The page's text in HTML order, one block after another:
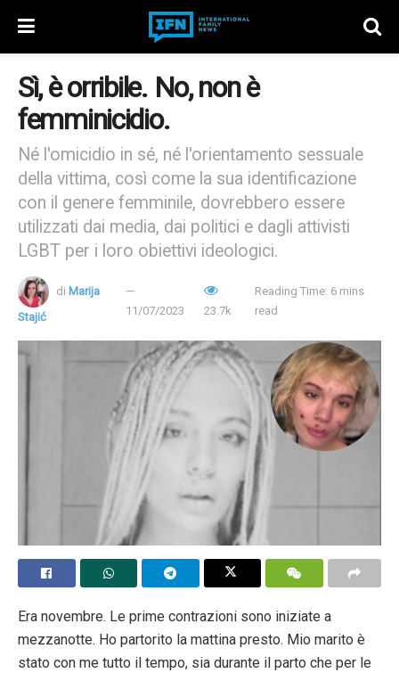
Sì, è orribile. No, non è
femminicidio.
Né l'omicidio in sé, né l'orientamento sessuale
della vittima, così come la sua identificazione
con il genere femminile, dovrebbero essere
utilizzati dai media, dai politici e dagli attivisti
LGBT per i loro obiettivi ideologici.
di Marija
Stajić
11/07/2023 23.7k
Reading Time: 6 mins
read
Era novembre. Le prime contrazioni sono iniziate a
mezzanotte. Ho partorito la mattina presto. Mio marito è
stato con me tutto il tempo, sia durante il parto che per le